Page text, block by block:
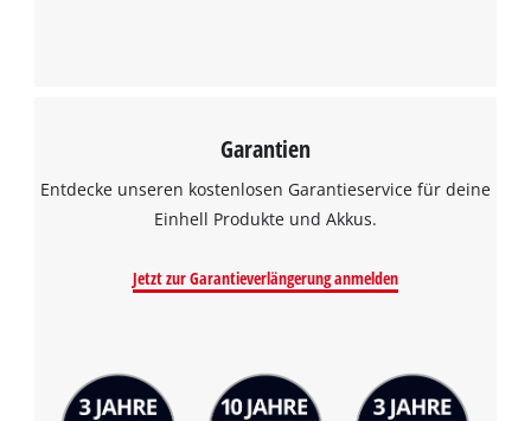
Garantien
Entdecke unseren kostenlosen Garantieservice für deine
Einhell Produkte und Akkus.
Jetzt zur Garantieverlängerung anmelden